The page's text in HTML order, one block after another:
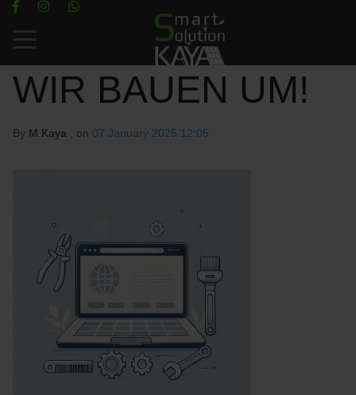
Mobile Menu Toggle
WIR BAUEN UM!
By M.Kaya , on 07 January 2025 12:05